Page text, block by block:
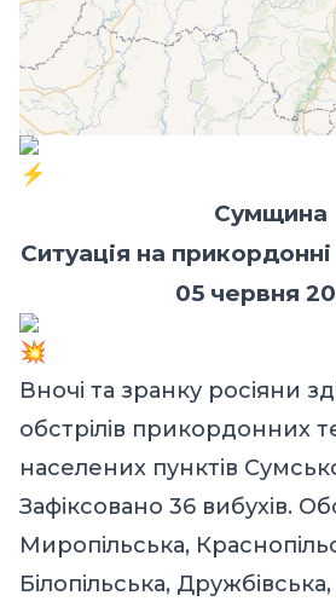
Сумщина
Ситуація на
05 червня
Вночі та зранку росіяни
обстрілів прикордонних
населених пунктів
Зафіксовано 36 вибухів.
Миропільська,
Білопільська,